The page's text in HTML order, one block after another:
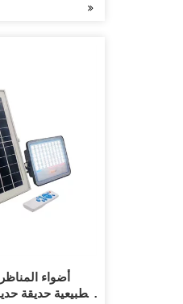
الطبيعية حديقة